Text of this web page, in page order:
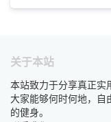
关于本站
本站致力于分享真正实
大家能够何时何地，自
的健身。